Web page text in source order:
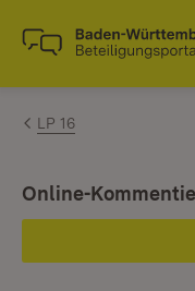
Zum Inhalt
Link zur Startseite
LP 16
Ist ausgewählt.
Online-